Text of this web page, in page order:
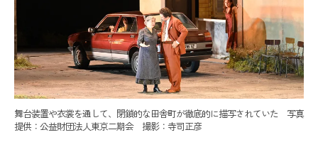
舞台装置や衣裳を通して、閉鎖的な田舎町が徹底的に描写されていた 写真
提供：公益財団法人東京二期会 撮影：寺司正彦